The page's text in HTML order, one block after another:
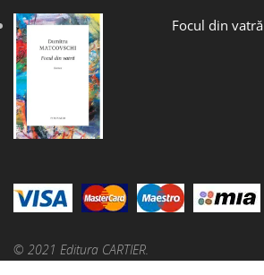
Focul din vatră
© 2021 Editura CARTIER.